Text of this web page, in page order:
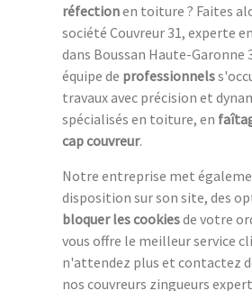
réfectionen toiture ? Faites
société Couvreur 31, experte
dans Boussan Haute-Garonne
équipe de professionnels
travaux avec précision et
spécialisés en toiture, en
cap couvreur.
Notre entreprise met
disposition sur son site, des
bloquer les cookiesde votre
vous offre le meilleur service
n'attendez plus et contactez
nos couvreurs zingueurs